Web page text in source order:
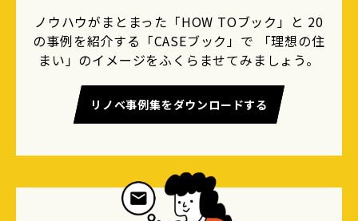
ノウハウがまとまった「HOW TOブック」と 20
の事例を紹介する「CASEブック」で 「理想の住
まい」のイメージをふくらませてみましょう。
リノベ事例集をダウンロードする